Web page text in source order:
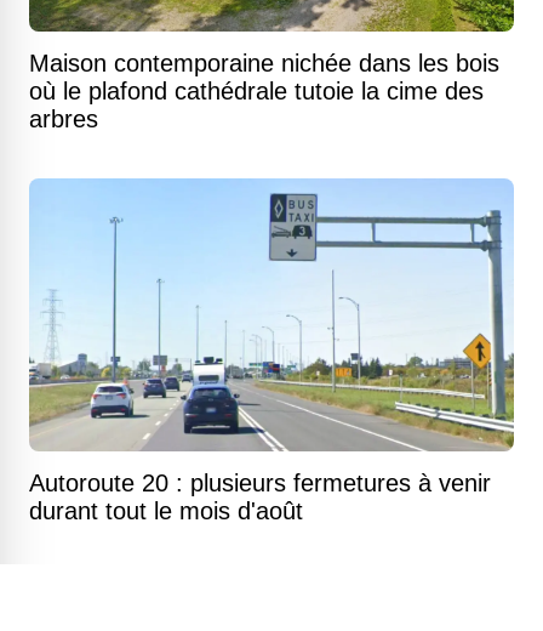
Maison contemporaine nichée dans les bois
où le plafond cathédrale tutoie la cime des
arbres
Autoroute 20 : plusieurs fermetures à venir
durant tout le mois d'août